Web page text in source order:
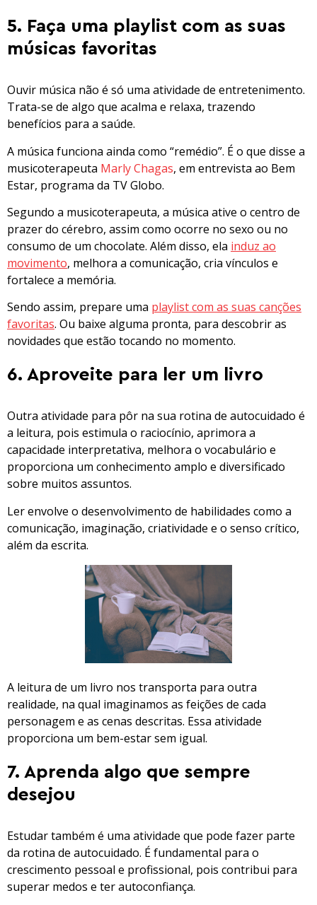
5. Faça uma playlist com as suas
músicas favoritas
Ouvir música não é só uma atividade de entretenimento.
Trata-se de algo que acalma e relaxa, trazendo
benefícios para a saúde.
A música funciona ainda como “remédio”. É o que disse a
musicoterapeuta Marly Chagas, em entrevista ao Bem
Estar, programa da TV Globo.
Segundo a musicoterapeuta, a música ative o centro de
prazer do cérebro, assim como ocorre no sexo ou no
consumo de um chocolate. Além disso, ela induz ao
movimento, melhora a comunicação, cria vínculos e
fortalece a memória.
Sendo assim, prepare uma playlist com as suas canções
favoritas. Ou baixe alguma pronta, para descobrir as
novidades que estão tocando no momento.
6. Aproveite para ler um livro
Outra atividade para pôr na sua rotina de autocuidado é
a leitura, pois estimula o raciocínio, aprimora a
capacidade interpretativa, melhora o vocabulário e
proporciona um conhecimento amplo e diversificado
sobre muitos assuntos.
Ler envolve o desenvolvimento de habilidades como a
comunicação, imaginação, criatividade e o senso crítico,
além da escrita.
A leitura de um livro nos transporta para outra
realidade, na qual imaginamos as feições de cada
personagem e as cenas descritas. Essa atividade
proporciona um bem-estar sem igual.
7. Aprenda algo que sempre
desejou
Estudar também é uma atividade que pode fazer parte
da rotina de autocuidado. É fundamental para o
crescimento pessoal e profissional, pois contribui para
superar medos e ter autoconfiança.